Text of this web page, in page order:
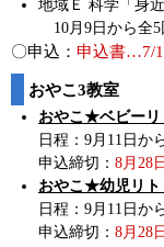
地域Ｅ 科学「身
10月9日から全
〇申込： 申込書…7/
おやこ3教室
おやこ★ベビーリ
日程：9月11日
申込締切： 8月28
おやこ★幼児リト
日程：9月11日
申込締切： 8月28